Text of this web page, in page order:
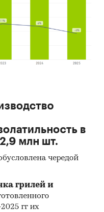
СМИ
акционерных
экспертами
легендой с
исследуемой
в
млн шт.
чередой
грилей и
гг их